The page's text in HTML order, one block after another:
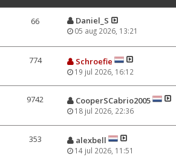
66 Daniel_S
05 aug 2026, 13:21
774 Schroefie
19 jul 2026, 16:12
9742 CooperSCabrio2005
18 jul 2026, 22:36
353 alexbell
14 jul 2026, 11:51